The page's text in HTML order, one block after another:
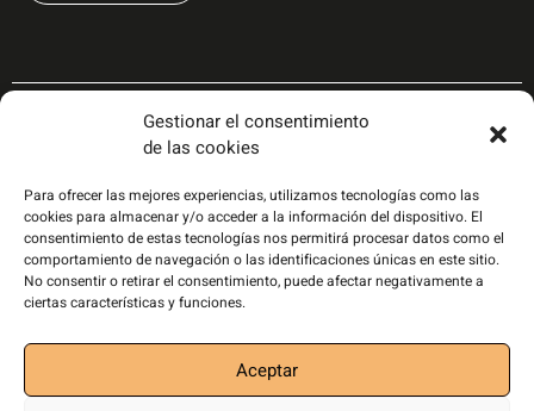
Gestionar el consentimiento
de las cookies
Para ofrecer las mejores experiencias, utilizamos tecnologías como las
cookies para almacenar y/o acceder a la información del dispositivo. El
consentimiento de estas tecnologías nos permitirá procesar datos como el
comportamiento de navegación o las identificaciones únicas en este sitio.
No consentir o retirar el consentimiento, puede afectar negativamente a
ciertas características y funciones.
Aceptar
Política de privacidad|Política de cookies|Aviso